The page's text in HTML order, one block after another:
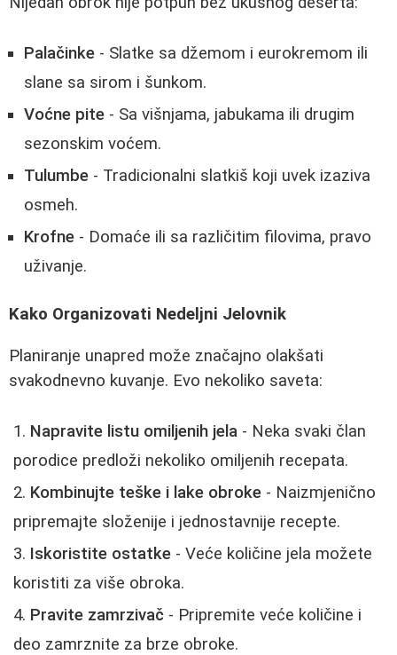
Palačinke - Slatke sa džemom i eurokremom ili
slane sa sirom i šunkom.
Voćne pite - Sa višnjama, jabukama ili drugim
sezonskim voćem.
Tulumbe - Tradicionalni slatkiš koji uvek izaziva
osmeh.
Krofne - Domaće ili sa različitim filovima, pravo
uživanje.
Kako Organizovati Nedeljni Jelovnik
Planiranje unapred može značajno olakšati
svakodnevno kuvanje. Evo nekoliko saveta:
Napravite listu omiljenih jela - Neka svaki član
porodice predloži nekoliko omiljenih recepata.
Kombinujte teške i lake obroke - Naizmjenično
pripremajte složenije i jednostavnije recepte.
Iskoristite ostatke - Veće količine jela možete
koristiti za više obroka.
Pravite zamrzivač - Pripremite veće količine i
deo zamrznite za brze obroke.